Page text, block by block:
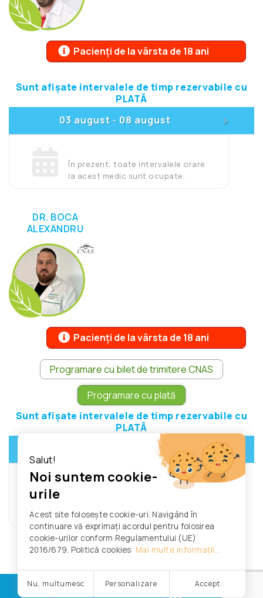
Pacienți de la vârsta de 18 ani
Sunt afișate intervalele de timp rezervabile cu
PLATĂ
03 august- 08 august >
În prezent, toate intervalele orare
la acest medic sunt ocupate.
DR. BOCA
ALEXANDRU
Pacienți de la vârsta de 18 ani
Programare cu bilet de trimitere CNAS
Programare cu plată
Sunt afișate intervalele de timp rezervabile cu
PLATĂ
08 august >
Nu s-a găsit nici un interval orar
Primul interval orar liber: 13/08/2026
Salut!
Noi suntem cookie-
urile
Acest site folosește cookie-uri. Navigând în
continuare vă exprimați acordul pentru folosirea
cookie-urilor conform Regulamentului (UE)
2016/679. Politică cookies Mai multe informații...
Nu, multumesc Personalizare Accept